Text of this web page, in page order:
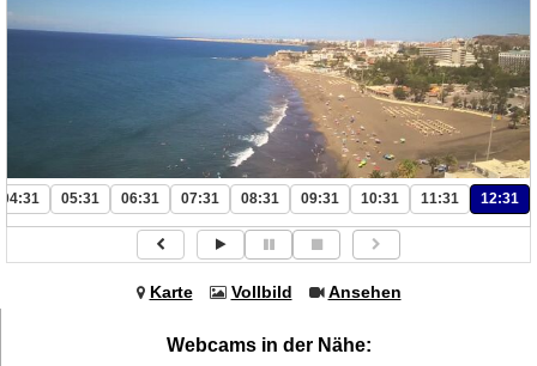
04:31 05:31 06:31 07:31 08:31 09:31 10:31 11:31 12:31
Karte Vollbild Ansehen
Webcams in der Nähe: